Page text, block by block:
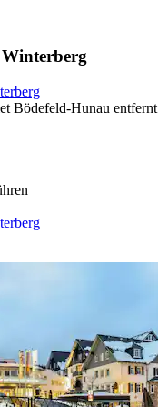
Bödefeld-Hunau entfernt